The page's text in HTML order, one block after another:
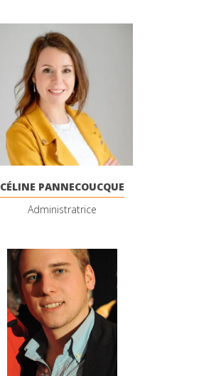
CÉLINE PANNECOUCQUE
Administratrice